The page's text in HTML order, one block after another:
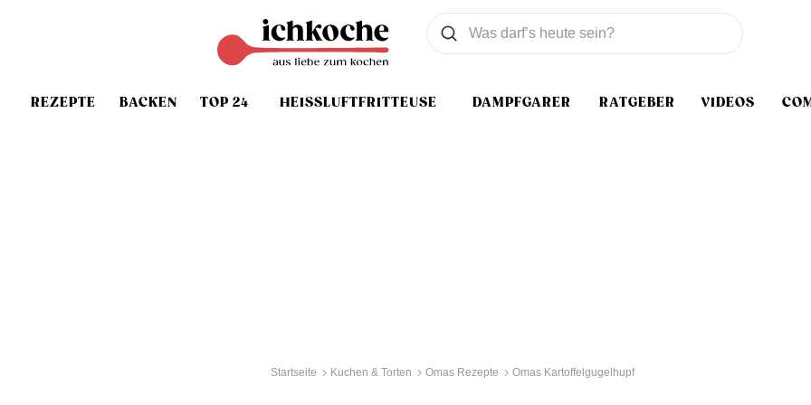
REZEPTE BACKEN TOP 24 HEISSLUFTFRITTEUSE DAMPFGARER RATGEBER VIDEOS
Was wollen Sie suchen
Suchen
Startseite Kuchen & Torten Omas Rezepte Omas Kartoffelgugelhupf